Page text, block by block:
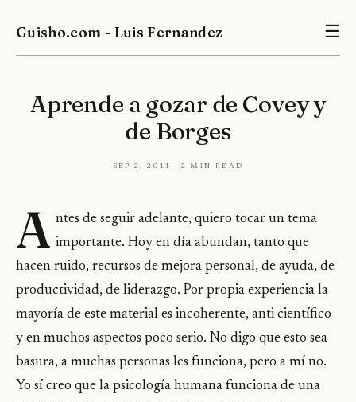
Guisho.com - Luis Fernandez ☰
Aprende a gozar de Covey y
de Borges
Sep 2, 2011 · 2 min read
A ntes de seguir adelante, quiero tocar un tema
importante. Hoy en día abundan, tanto que
hacen ruido, recursos de mejora personal, de ayuda, de
productividad, de liderazgo. Por propia experiencia la
mayoría de este material es incoherente, anti científico
y en muchos aspectos poco serio. No digo que esto sea
basura, a muchas personas les funciona, pero a mí no.
Yo sí creo que la psicología humana funciona de una